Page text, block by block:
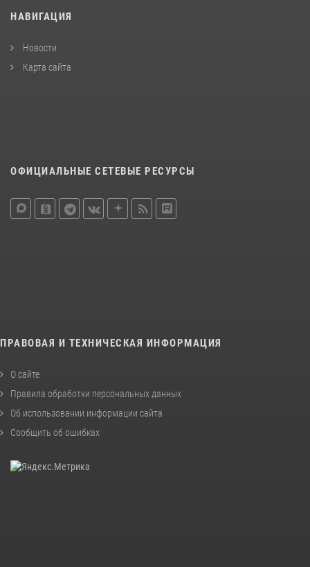
НАВИГАЦИЯ
Новости
Карта сайта
ОФИЦИАЛЬНЫЕ СЕТЕВЫЕ РЕСУРСЫ
ПРАВОВАЯ И ТЕХНИЧЕСКАЯ ИНФОРМАЦИЯ
О сайте
Правила обработки персональных данных
Об использовании информации сайта
Сообщить об ошибках